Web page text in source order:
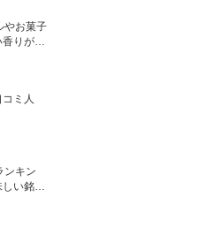
やお菓子
りが特
ミ人
ンキン
い銘柄